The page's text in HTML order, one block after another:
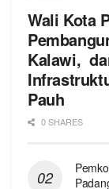
Wali Kota
Kalawi,
Pauh
0 SHARES